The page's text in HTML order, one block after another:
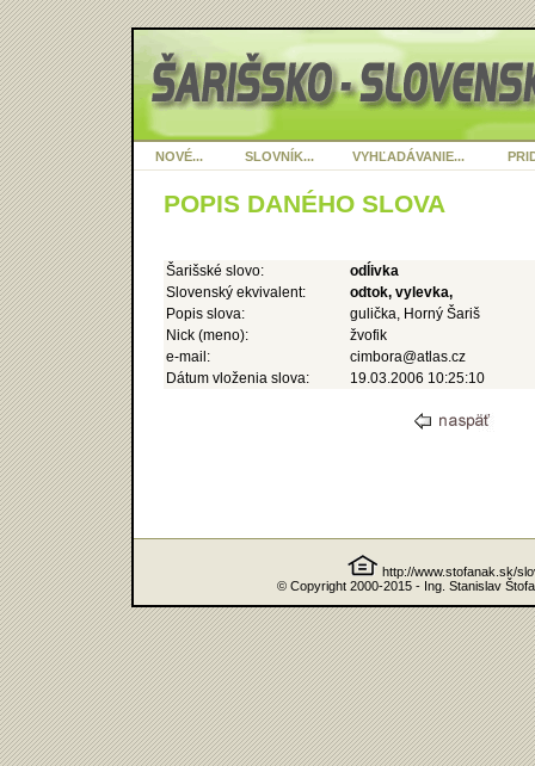
NOVÉ... SLOVNÍK... VYHĽADÁVANIE...
POPIS DANÉHO SLOVA
Šarišské slovo:
odĺivka
Slovenský ekvivalent:
odtok, vylevka,
Popis slova:
gulička, Horný Šariš
Nick (meno):
žvofik
e-mail:
cimbora@atlas.cz
Dátum vloženia slova:
19.03.2006 10:25:10
http://www.stofanak.sk/
© Copyright 2000-2015 - Ing. Stanislav